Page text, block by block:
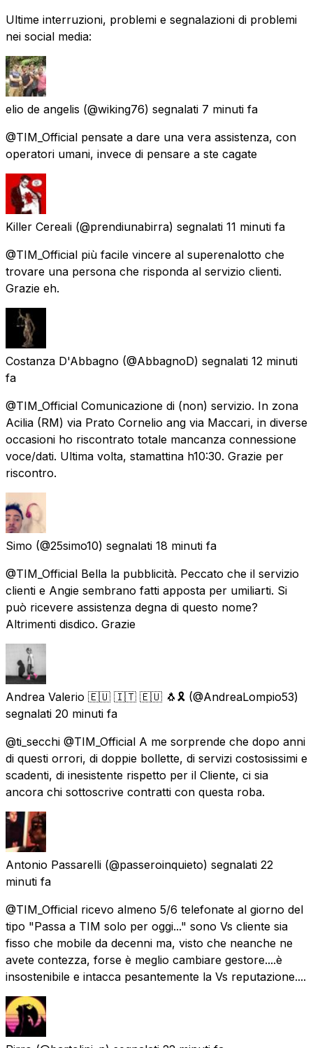
Ultime interruzioni, problemi e segnalazioni di problemi
nei social media:
elio de angelis (@wiking76) segnalati 7 minuti fa
@TIM_Official pensate a dare una vera assistenza, con
operatori umani, invece di pensare a ste cagate
Killer Cereali (@prendiunabirra) segnalati 11 minuti fa
@TIM_Official più facile vincere al superenalotto che
trovare una persona che risponda al servizio clienti.
Grazie eh.
Costanza D'Abbagno (@AbbagnoD) segnalati 12 minuti
fa
@TIM_Official Comunicazione di (non) servizio. In zona
Acilia (RM) via Prato Cornelio ang via Maccari, in diverse
occasioni ho riscontrato totale mancanza connessione
voce/dati. Ultima volta, stamattina h10:30. Grazie per
riscontro.
Simo (@25simo10) segnalati 18 minuti fa
@TIM_Official Bella la pubblicità. Peccato che il servizio
clienti e Angie sembrano fatti apposta per umiliarti. Si
può ricevere assistenza degna di questo nome?
Altrimenti disdico. Grazie
Andrea Valerio 🇪🇺 🇮🇹 🇪🇺 🐧🎗️ (@AndreaLompio53)
segnalati 20 minuti fa
@ti_secchi @TIM_Official A me sorprende che dopo anni
di questi orrori, di doppie bollette, di servizi costosissimi e
scadenti, di inesistente rispetto per il Cliente, ci sia
ancora chi sottoscrive contratti con questa roba.
Antonio Passarelli (@passeroinquieto) segnalati 22
minuti fa
@TIM_Official ricevo almeno 5/6 telefonate al giorno del
tipo "Passa a TIM solo per oggi..." sono Vs cliente sia
fisso che mobile da decenni ma, visto che neanche ne
avete contezza, forse è meglio cambiare gestore....è
insostenibile e intacca pesantemente la Vs reputazione....